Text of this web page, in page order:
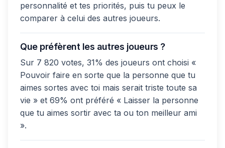
personnalité et tes priorités, puis tu peux le
comparer à celui des autres joueurs.
Que préfèrent les autres joueurs ?
Sur 7 820 votes, 31% des joueurs ont choisi «
Pouvoir faire en sorte que la personne que tu
aimes sortes avec toi mais serait triste toute sa
vie » et 69% ont préféré « Laisser la personne
que tu aimes sortir avec ta ou ton meilleur ami
».